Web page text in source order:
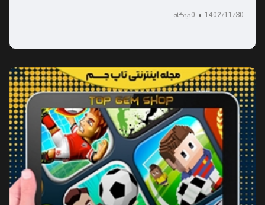
1402/11/30 0 دیدگاه